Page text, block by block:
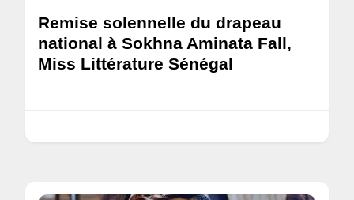
Remise solennelle du drapeau
national à Sokhna Aminata Fall,
Miss Littérature Sénégal